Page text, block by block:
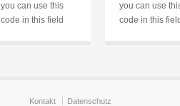
you can use this
code in this field
you can use
code in this field
Kontakt
Datenschutz